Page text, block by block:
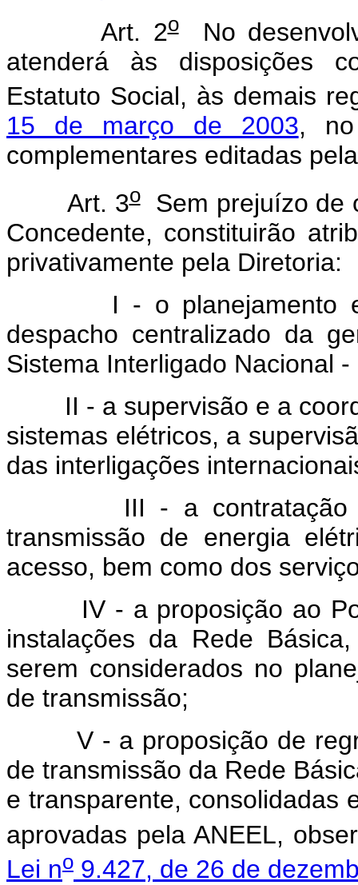
Art. 2oNo
atenderá às disposições
Estatuto Social, às demais
15 de março de 2003,
complementares editadas
Art. 3oSem prejuízo de
Concedente, constituirão
privativamente pela Diretoria:
I - o planejamento
despacho centralizado da
Sistema Interligado Nacional -
II - a supervisão e a
sistemas elétricos, a
das interligações
III - a
transmissão de energia
acesso, bem como dos
IV - a proposição ao
instalações da Rede
serem considerados no
de transmissão;
V - a proposição de
de transmissão da Rede
e transparente, consolidadas
aprovadas pela ANEEL,
Lei no 9.427, de 26 de